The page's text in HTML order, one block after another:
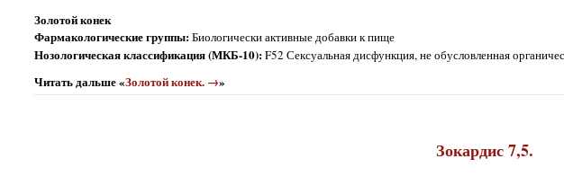
Золотой конек
Фармакологические группы:Биологически активные добавки к пище
Нозологическая классификация (МКБ-10):F52 Сексуальная дисфункция, не обусловленная
Читать дальше «Золотой конек. →»
Зокардис 7,5.